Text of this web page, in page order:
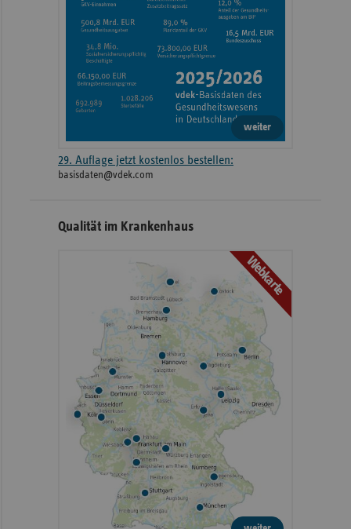
weiter
29. Auflage jetzt kostenlos bestellen:
basisdaten@vdek.com
Qualität im Krankenhaus
Webkarte